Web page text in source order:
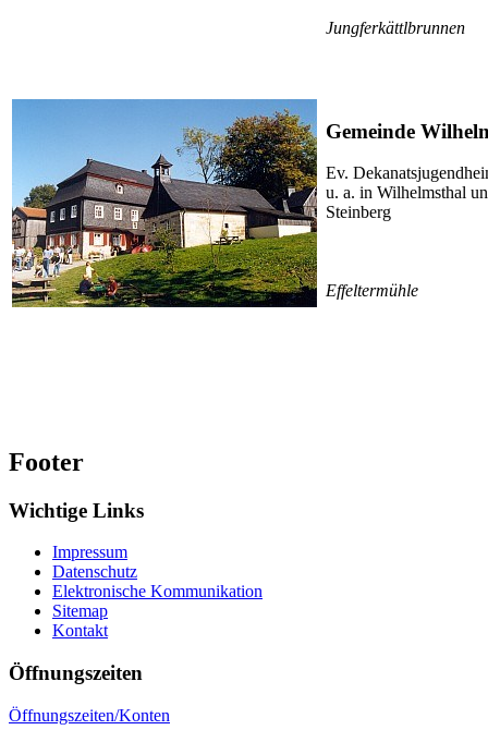
Jungferkättlbrunnen
Gemeinde
Ev.
u. a. in Wilhelmsthal
Steinberg
Effeltermühle
Footer
Wichtige Links
Impressum
Datenschutz
Elektronische Kommunikation
Sitemap
Kontakt
Öffnungszeiten
Öffnungszeiten/Konten